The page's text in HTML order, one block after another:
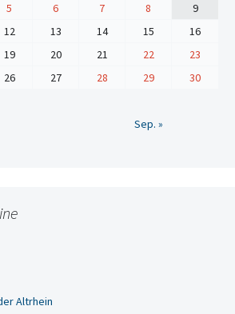
5 6 7 8
9
12 13 14 15
16
19 20 21 22
23
26 27 28 29
30
Sep. »
Altrhein